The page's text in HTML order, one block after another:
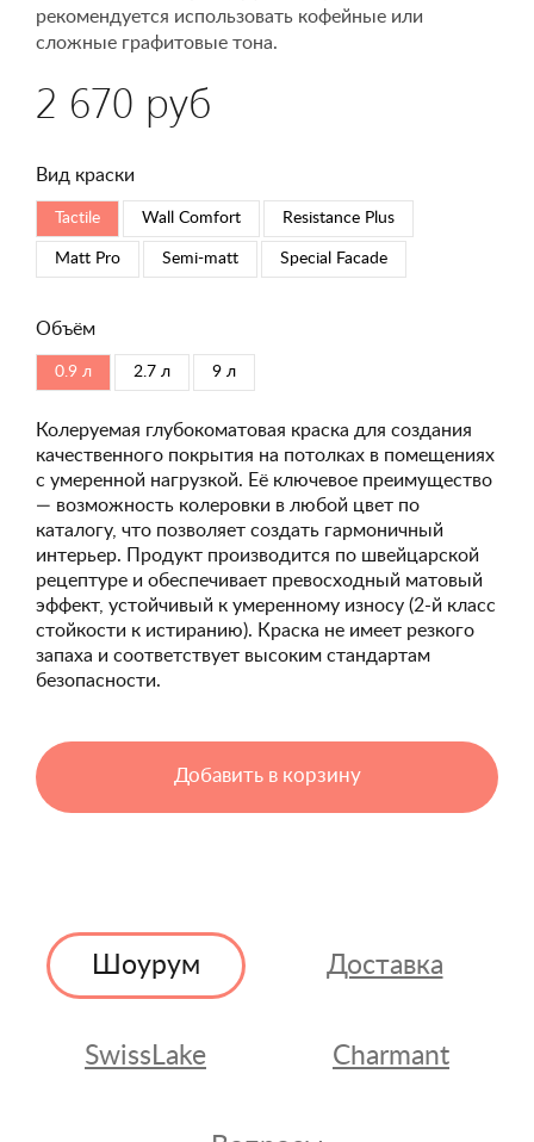
рекомендуется использовать кофейные или
сложные графитовые тона.
2 670 руб
Вид краски
Tactile Wall Comfort Resistance Plus
Matt Pro Semi-matt Special Faсade
Объём
0.9 л 2.7 л 9 л
Колеруемая глубокоматовая краска для создания
качественного покрытия на потолках в помещениях
с умеренной нагрузкой. Её ключевое преимущество
— возможность колеровки в любой цвет по
каталогу, что позволяет создать гармоничный
интерьер. Продукт производится по швейцарской
рецептуре и обеспечивает превосходный матовый
эффект, устойчивый к умеренному износу (2-й класс
стойкости к истиранию). Краска не имеет резкого
запаха и соответствует высоким стандартам
безопасности.
Добавить в корзину
Шоурум Доставка
SwissLake Charmant